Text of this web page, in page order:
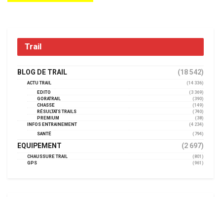
Trail
BLOG DE TRAIL (18 542)
ACTU TRAIL
(14 336)
EDITO
(3 369)
GORATRAIL
(390)
CHASSE
(149)
RÉSULTATS TRAILS
(740)
PREMIUM
(38)
INFOS ENTRAINEMENT
(4 234)
SANTÉ
(794)
EQUIPEMENT (2 697)
CHAUSSURE TRAIL
(801)
GPS
(961)